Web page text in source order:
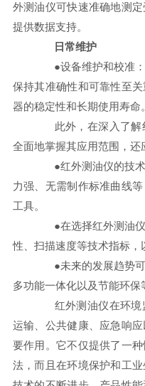
外测油仪可快速准确地测
提供数据支持。
日常维护
●设备维护和校准：
保持其准确性和可靠性至
器的稳定性和长期使用寿命。
此外，在深入了解
全面地掌握其应用范围，还
●红外测油仪的技术
力强、无需制作标准曲线
工具。
●在选择红外测油仪
性、扫描速度等技术指标，
●未来的发展趋势可
多功能一体化以及节能环保
红外测油仪在环境
运输、公共健康、应急响
要作用。它不仅提供了一
法，而且在环境保护和工